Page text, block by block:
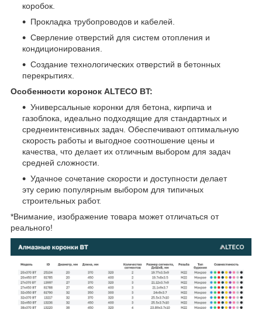
коробок.
Прокладка трубопроводов и кабелей.
Сверление отверстий для систем отопления и
кондиционирования.
Создание технологических отверстий в бетонных
перекрытиях.
Особенности коронок ALTECO BT:
Универсальные коронки для бетона, кирпича и
газоблока, идеально подходящие для стандартных и
среднеинтенсивных задач. Обеспечивают оптимальную
скорость работы и выгодное соотношение цены и
качества, что делает их отличным выбором для задач
средней сложности.
Удачное сочетание скорости и доступности делает
эту серию популярным выбором для типичных
строительных работ.
*Внимание, изображение товара может отличаться от
реального!